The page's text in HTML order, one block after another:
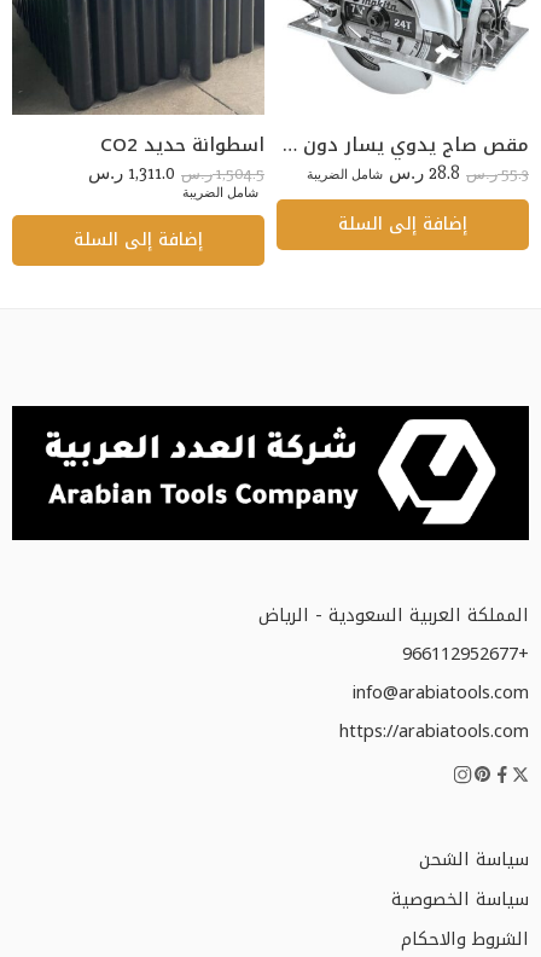
مقص صاج يدوي يسار دون شون 10 بوصة
55.3 ر.س 28.8 ر.س شامل الضريبة
إضافة إلى السلة
اسطوانة حديد CO2
1,504.5 ر.س 1,311.0 ر.س
شامل الضريبة
إضافة إلى السلة
المملكة العربية السعودية - الرياض
+966112952677
info@arabiatools.com
https://arabiatools.com
سياسة الشحن
سياسة الخصوصية
الشروط والاحكام